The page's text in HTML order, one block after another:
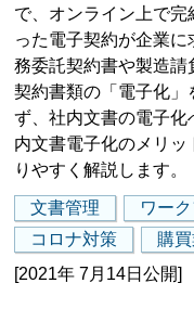
で、オンライン上で
った電子契約が企業
務委託契約書や製造請
契約書類の「電子化
ず、社内文書の電子
内文書電子化のメリ
りやすく解説します。
文書管理 ワー
コロナ対策
購
[2021年 7月14日公開]